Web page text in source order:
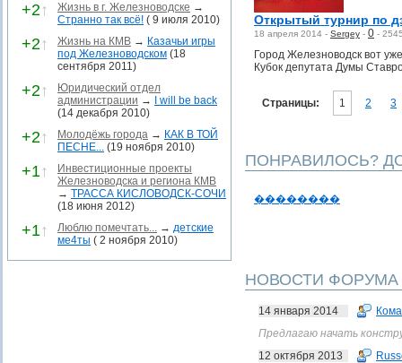
+2↑ Жизнь в г. Железноводске →
Странно так всё! ( 9 июля 2010)
+2↑ Жизнь на КМВ → Казачьи игры
под Железноводском (18
сентября 2011)
+2↑
Юридический отдел
администрации →
I will be back
(14 декабря 2010)
+2↑ Молодёжь города → КАК В ТОЙ
ПЕСНЕ... (19 ноября 2010)
+1↑
Инвестиционные проекты
Железноводска и региона КМВ
→ ТРАССА КИСЛОВОДСК-СОЧИ
(18 июня 2012)
+1↑ Люблю помечтать... → детские
ме4ты ( 2 ноября 2010)
Открытый турнир по
18 апреля 2014 - Sergey - 0 -
Город Железноводск вот
Кубок депутата Думы
Страницы: 1 2 3
ПОНРАВИЛОСЬ?
��������
НОВОСТИ ФОРУМА
14 января 2014
Предлагаю начать
12 октября 2013